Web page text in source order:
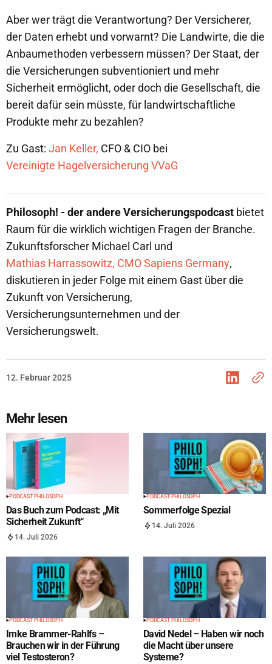
Aber wer trägt die Verantwortung? Der Versicherer,
der Daten erhebt und vorwarnt? Die Landwirte, die die
Anbaumethoden verbessern müssen? Der Staat, der
die Versicherungen subventioniert und mehr
Sicherheit ermöglicht, oder doch die Gesellschaft, die
bereit dafür sein müsste, für landwirtschaftliche
Produkte mehr zu bezahlen?
Zu Gast: Jan Keller, CFO & CIO bei
Vereinigte Hagelversicherung VVaG
Philosoph! - der andere Versicherungspodcast bietet
Raum für die wirklich wichtigen Fragen der Branche.
Zukunftsforscher Michael Carl und
Mathias Harrassowitz, CMO Sapiens Germany,
diskutieren in jeder Folge mit einem Gast über die
Zukunft von Versicherung,
Versicherungsunternehmen und der
Versicherungswelt.
12. Februar 2025
Mehr lesen
PODCAST PHILOSOPH
Das Buch zum Podcast: „Mit
Sicherheit Zukunft“
14. Juli 2026
PODCAST PHILOSOPH
Sommerfolge Spezial
14. Juli 2026
PODCAST PHILOSOPH
Imke Brammer-Rahlfs –
Brauchen wir in der Führung
viel Testosteron?
PODCAST PHILOSOPH
David Nedel – Haben wir noch
die Macht über unsere
Systeme?